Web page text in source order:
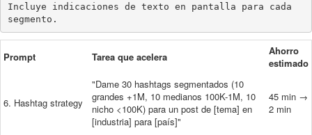
Incluye indicaciones de texto en pantalla para cada
segmento.
Prompt Tarea que acelera
Ahorro
estimado
6. Hashtag strategy
"Dame 30 hashtags segmentados (10
grandes +1M, 10 medianos 100K-1M, 10
nicho <100K) para un post de [tema] en
[industria] para [país]"
45 min →
2 min